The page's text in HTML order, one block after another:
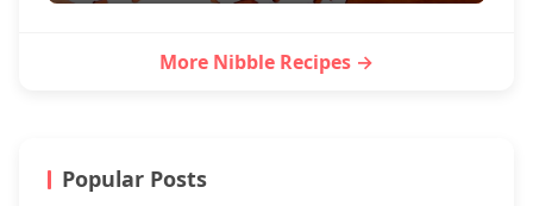
More Nibble Recipes →
Popular Posts